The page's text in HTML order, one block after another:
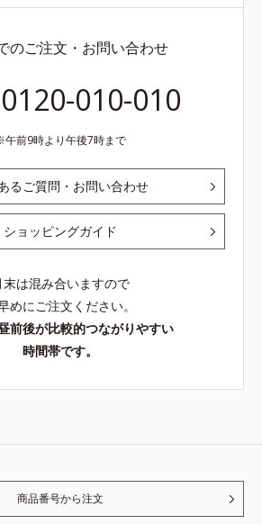
のご注文・お問い合わせ
0120-010-010
午前9時より午後7時まで
るご質問・お問い合わせ
ショッピングガイド
末は混み合いますので
めにご注文ください。
前後が比較的つながりやすい
時間帯です。
商品番号から注文